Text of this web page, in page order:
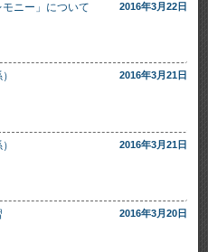
ニー」について 2016年3月22日
2016年3月21日
2016年3月21日
2016年3月20日